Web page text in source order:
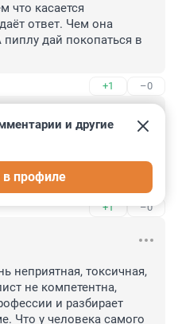
что касается
ответ. Чем она
дай покопаться в
+1 –0
в Казани а не в
лично говорила на
+1 –0
и другие
в профиле
неприятная, токсичная,
не компетентна,
и разбирает
Что у человека самого